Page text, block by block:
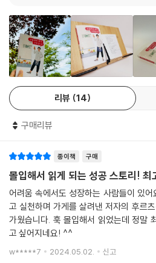
우리 네 명 모두 할 말을 잃은 채 몇 초간 그
까지 본 적도, 들은 적도 없는 엄청나게 이
를 드러냈다.
다음 순간, 엄마가 격하게 웃기 시작했다.
“이게 무슨 일이야! 이럴 수는 없지. 웃음이
할머니도, 유스케도 웃기 시작했다.
“사장님! 이거이거, 임팩트 폭발입니다. 아
엄청난 거 아닙니까!”
--- p.77
“할아버지, 도쿄는 너무 멀고 큰 도시잖아
쿄에서도 통한다. 더 많은 이들이 이걸 먹
출점을 코앞에 두고 맞닥뜨린 코로나-19
세운 건 할아버지가 마지막으로 남긴 이 말
어 마침내 도쿄인들의 입맛마저 사로잡는
도와 멜론빙수, 통과일 탕후루의 인기는
아의 카페와 제과점에서도 지금 가장 핫한
흡사 롤러코스터를 타듯 쉼 없이 닥치는
순한 성공담을 넘어 가족의 의미와 관계의
중요한 가치를 재발견하는 인사이트로 가
독자들은 입을 모아 ‘삶을 낙관하고 긍정
며 엄지를 치켜세웠다.
리뷰 14
구매리뷰
종이책 구매
몰입해서 읽게 되는 성공 스토리!
어려움 속에서도 성장하는 사람들이 있
고 실천하며 가게를 살려낸 저자의 후르
가웠습니다. 훅 몰입해서 읽었는데 정말
고 싶어지네요! ^^
w*****7 2024.05.02. 신고